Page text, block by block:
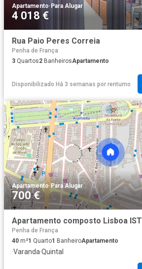
Apartamento·Para Alugar
4 018 €
Rua Paio Peres Correia
Penha de França
3 Quartos2 BanheirosApartamento
Disponibilizado Há 3 semanas por rentumo
Apartamento· Para Alugar
700 €
Apartamento composto Lisboa IST
Penha de França
40 m²1 Quarto1 BanheiroApartamento
·Varanda·Quintal